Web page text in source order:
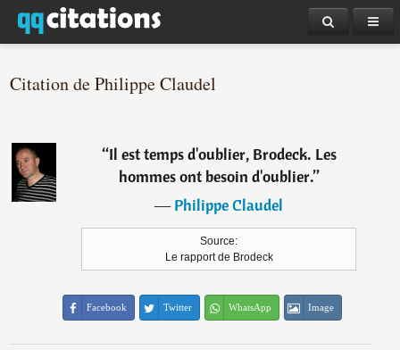
Citation de Philippe Claudel
“Il est temps d'oublier, Brodeck. Les
hommes ont besoin d'oublier.”
―Philippe Claudel
Source:
Le rapport de Brodeck
Facebook Twitter WhatsApp Image